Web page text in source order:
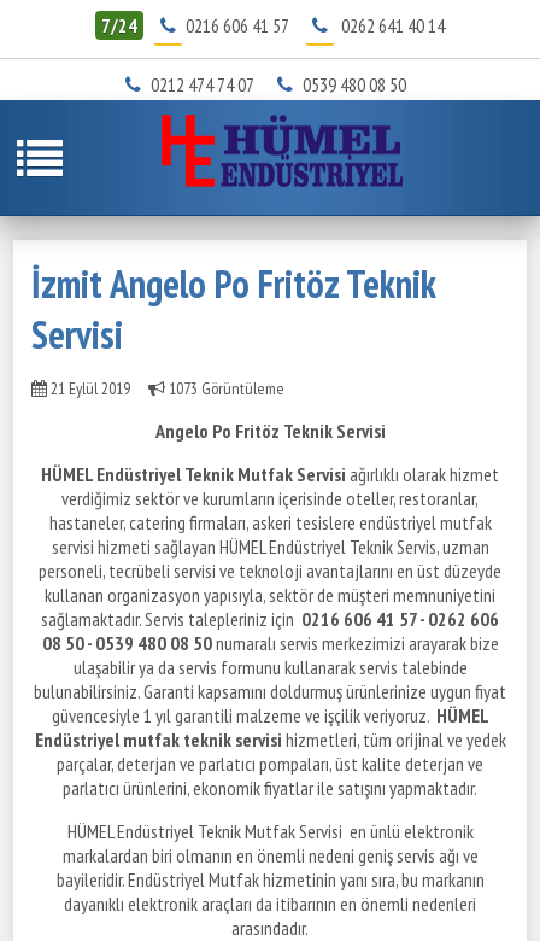
7/24 0216 606 41 57 0262 641 40 14
0212 474 74 07 0539 480 08 50
İzmit Angelo Po Fritöz Teknik
Servisi
21 Eylül 2019 1073 Görüntüleme
Angelo Po Fritöz Teknik Servisi
HÜMEL Endüstriyel Teknik Mutfak Servisi ağırlıklı olarak hizmet
verdiğimiz sektör ve kurumların içerisinde oteller, restoranlar,
hastaneler, catering firmaları, askeri tesislere endüstriyel mutfak
servisi hizmeti sağlayan HÜMEL Endüstriyel Teknik Servis, uzman
personeli, tecrübeli servisi ve teknoloji avantajlarını en üst düzeyde
kullanan organizasyon yapısıyla, sektör de müşteri memnuniyetini
sağlamaktadır. Servis talepleriniz için 0216 606 41 57 - 0262 606
08 50 - 0539 480 08 50numaralı servis merkezimizi arayarak bize
ulaşabilir ya da servis formunu kullanarak servis talebinde
bulunabilirsiniz. Garanti kapsamını doldurmuş ürünlerinize uygun fiyat
güvencesiyle 1 yıl garantili malzeme ve işçilik veriyoruz. HÜMEL
Endüstriyel mutfak teknik servisi hizmetleri, tüm orijinal ve yedek
parçalar, deterjan ve parlatıcı pompaları, üst kalite deterjan ve
parlatıcı ürünlerini, ekonomik fiyatlar ile satışını yapmaktadır.
HÜMEL Endüstriyel Teknik Mutfak Servisi en ünlü elektronik
markalardan biri olmanın en önemli nedeni geniş servis ağı ve
bayileridir. Endüstriyel Mutfak hizmetinin yanı sıra, bu markanın
dayanıklı elektronik araçları da itibarının en önemli nedenleri
arasındadır.